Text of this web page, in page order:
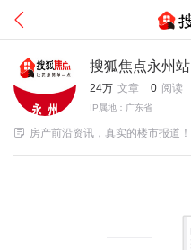
搜狐焦点永州站
24万 文章 0 阅读
IP属地：广东省
 房产前沿资讯，真实的楼市报道！